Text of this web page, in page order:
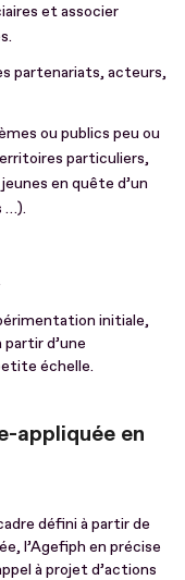
et associer
partenariats, acteurs,
ou publics peu ou
particuliers,
en quête d’un
…).
initiale,
d’une
échelle.
appliquée en
défini à partir de
l’Agefiph en précise
à projet d’actions